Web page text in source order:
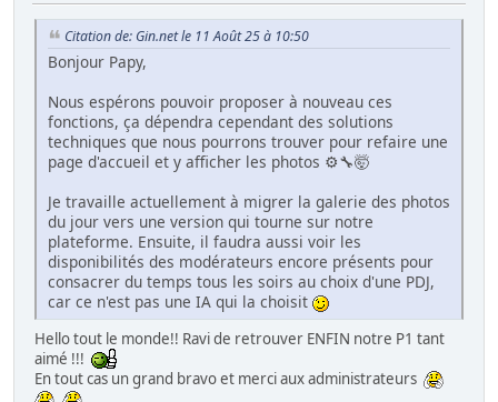
Citation de: Gin.net le 11 Août 25 à 10:50
Bonjour Papy,
Nous espérons pouvoir proposer à nouveau ces
fonctions, ça dépendra cependant des solutions
techniques que nous pourrons trouver pour refaire une
page d'accueil et y afficher les photos ⚙️🔧🤯
Je travaille actuellement à migrer la galerie des photos
du jour vers une version qui tourne sur notre
plateforme. Ensuite, il faudra aussi voir les
disponibilités des modérateurs encore présents pour
consacrer du temps tous les soirs au choix d'une PDJ,
car ce n'est pas une IA qui la choisit
Hello tout le monde!! Ravi de retrouver ENFIN notre P1 tant
aimé !!!
En tout cas un grand bravo et merci aux administrateurs